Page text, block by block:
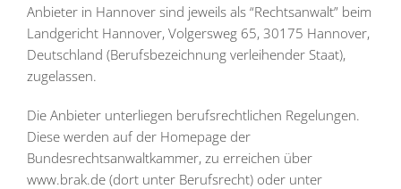
Anbieter in Hannover sind jeweils als “Rechtsanwalt” beim
Landgericht Hannover, Volgersweg 65, 30175 Hannover,
Deutschland (Berufsbezeichnung verleihender Staat),
zugelassen.
Die Anbieter unterliegen berufsrechtlichen Regelungen.
Diese werden auf der Homepage der
Bundesrechtsanwaltkammer, zu erreichen über
www.brak.de (dort unter Berufsrecht) oder unter